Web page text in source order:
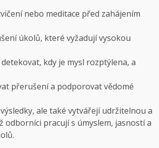
nebo meditace před zahájením
úkolů, které vyžadují vysokou
kdy je mysl rozptýlena, a
přerušení a podporovat vědomé
ale také vytvářejí udržitelnou a
odborníci pracují s úmyslem, jasností a